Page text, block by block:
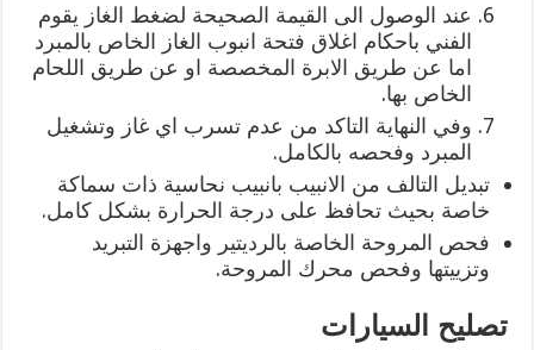
عند الوصول الى القيمة الصحيحة لضغط الغاز يقوم
الفني باحكام اغلاق فتحة انبوب الغاز الخاص بالمبرد
اما عن طريق الابرة المخصصة او عن طريق اللحام
الخاص بها.
وفي النهاية التاكد من عدم تسرب اي غاز وتشغيل
المبرد وفحصه بالكامل.
تبديل التالف من الانبيب بانبيب نحاسية ذات سماكة
خاصة بحيث تحافظ على درجة الحرارة بشكل كامل.
فحص المروحة الخاصة بالرديتير واجهزة التبريد
وتزييتها وفحص محرك المروحة.
تصليح السيارات